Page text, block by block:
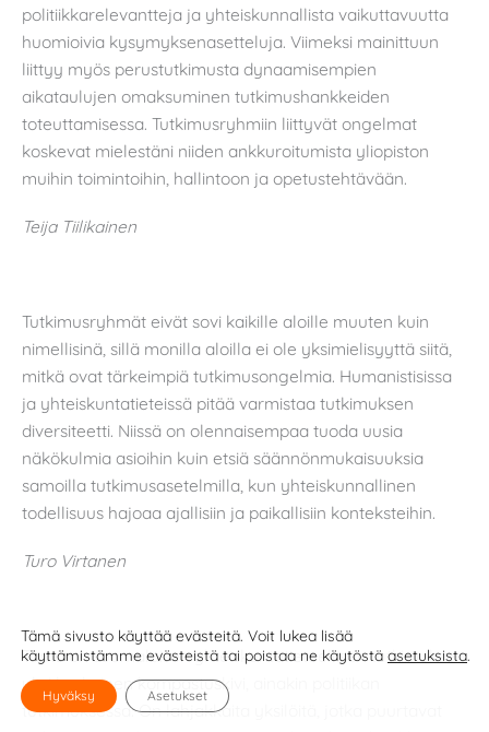
politiikkarelevantteja ja yhteiskunnallista vaikuttavuutta
huomioivia kysymyksenasetteluja. Viimeksi mainittuun
liittyy myös perustutkimusta dynaamisempien
aikataulujen omaksuminen tutkimushankkeiden
toteuttamisessa. Tutkimusryhmiin liittyvät ongelmat
koskevat mielestäni niiden ankkuroitumista yliopiston
muihin toimintoihin, hallintoon ja opetustehtävään.
Teija Tiilikainen
Tutkimusryhmät eivät sovi kaikille aloille muuten kuin
nimellisinä, sillä monilla aloilla ei ole yksimielisyyttä siitä,
mitkä ovat tärkeimpiä tutkimusongelmia. Humanistisissa
ja yhteiskuntatieteissä pitää varmistaa tutkimuksen
diversiteetti. Niissä on olennaisempaa tuoda uusia
näkökulmia asioihin kuin etsiä säännönmukaisuuksia
samoilla tutkimusasetelmilla, kun yhteiskunnallinen
todellisuus hajoaa ajallisiin ja paikallisiin konteksteihin.
Turo Virtanen
Tämä on suomalaisen yhteiskuntatieteellisen tutkimuksen
yksi keskeinen kompastuskivi, ainakin politiikan
tutkimuksessa. On lahjakkaita yksilöitä, jotka puurtavat
Tämä sivusto käyttää evästeitä. Voit lukea lisää
käyttämistämme evästeistä tai poistaa ne käytöstä asetuksista.
Hyväksy Asetukset